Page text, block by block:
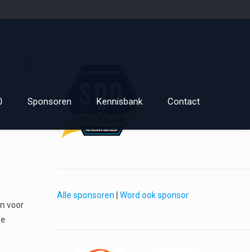
Sponsoren Kennisbank Contact
voor
Alle sponsoren Word ook sponsor